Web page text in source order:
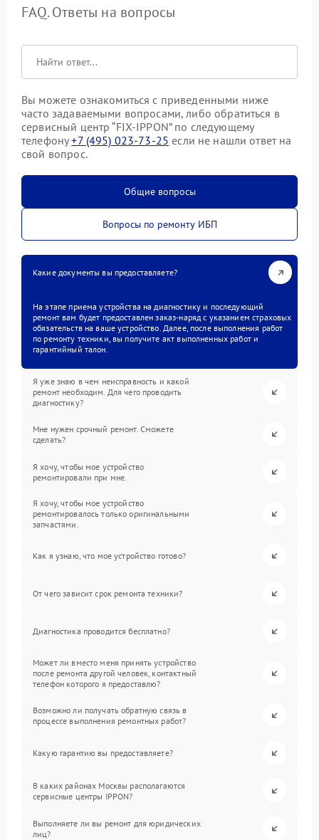
FAQ. Ответы на вопросы
Вы можете ознакомиться с приведенными ниже
часто задаваемыми вопросами, либо обратиться в
сервисный центр “FIX-IPPON” по следующему
телефону+7 (495) 023-73-25 если не нашли ответ на
свой вопрос.
Общие вопросы
Вопросы по ремонту ИБП
Какие документы вы предоставляете?
На этапе приема устройства на диагностику и последующий
ремонт вам будет предоставлен заказ-наряд с указанием страховых
обязательств на ваше устройство. Далее, после выполнения работ
по ремонту техники, вы получите акт выполненных работ и
гарантийный талон.
Я уже знаю в чем неисправность и какой
ремонт необходим. Для чего проводить
диагностику?
Мне нужен срочный ремонт. Сможете
сделать?
Я хочу, чтобы мое устройство
ремонтировали при мне.
Я хочу, чтобы мое устройство
ремонтировалось только оригинальными
запчастями.
Как я узнаю, что мое устройство готово?
От чего зависит срок ремонта техники?
Диагностика проводится бесплатно?
Может ли вместо меня принять устройство
после ремонта другой человек, контактный
телефон которого я предоставлю?
Возможно ли получать обратную связь в
процессе выполнения ремонтных работ?
Какую гарантию вы предоставляете?
В каких районах Москвы располагаются
сервисные центры IPPON?
Выполняете ли вы ремонт для юридических
лиц?